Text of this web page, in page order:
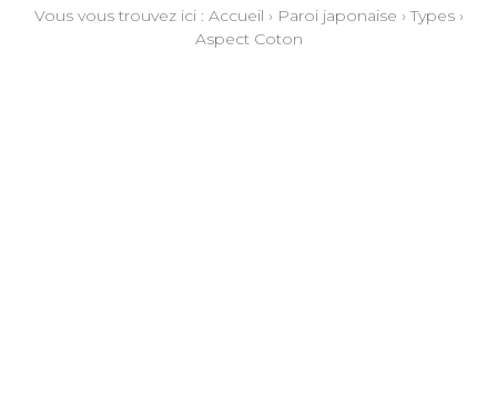
Vous vous trouvez ici : Accueil › Paroi japonaise ›Types›
Aspect Coton